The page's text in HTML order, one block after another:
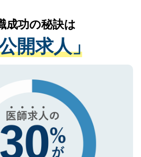
の取り扱いについての厳密な
たした事業者のみに付与され
シーマークを取得済みです。
に関してもご安心ください。
現在の医療機関の状況や紹介
ながら、適切なアドバイスを
きます。すぐにご転職をされ
長期的なサポートが可能です
ご登録ください。
成功の秘訣は
開求人」